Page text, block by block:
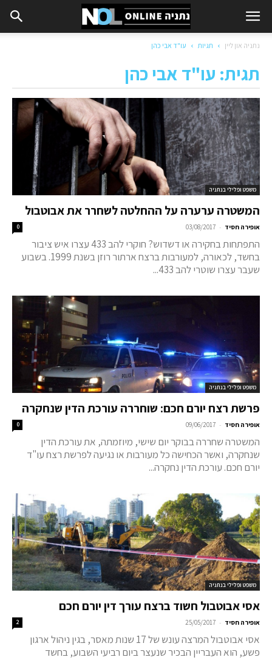
נתניה און ליין תגיות עו"ד אבי כהן
תגית: עו"ד אבי כהן
משפט ופלילי בנתניה
המשטרה ערערה על ההחלטה לשחרר את אבוטבול
אופירה חסיד -
03/08/2017
0
התפתחות בחקירה או דשדוש? חוקרי להב 433 עצרו איש ציבור
בחשד, לכאורה, למעורבות ברצח ארתור רוזן בשנת 1999. בשבוע
שעבר עצרו שוטרי להב 433...
משפט ופלילי בנתניה
פרשת רצח יורם חכם: שוחררה עורכת הדין שנחקרה
אופירה חסיד -
09/06/2017
0
המשטרה שחררה בבוקר יום שישי, מיוזמתה, את עורכת הדין
שנחקרה, ואשר הכחישה כל מעורבות או נגיעה לפרשת רצח עו"ד
יורם חכם. עורכת הדין נחקרה...
משפט ופלילי בנתניה
אסי אבוטבול חשוד ברצח עורך דין יורם חכם
אופירה חסיד -
25/05/2017
2
אסי אבוטבול המרצה עונש של 17 שנות מאסר, בגין ניהול ארגון
פשע, הוא העבריין הבכיר שנעצר ביום רביעי השבוע, בחשד